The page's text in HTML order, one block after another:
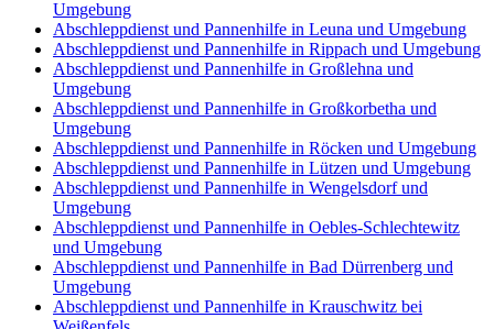
Umgebung
Abschleppdienst und Pannenhilfe in Leuna und Umgebung
Abschleppdienst und Pannenhilfe in Rippach und Umgebung
Abschleppdienst und Pannenhilfe in Großlehna und
Umgebung
Abschleppdienst und Pannenhilfe in Großkorbetha und
Umgebung
Abschleppdienst und Pannenhilfe in Röcken und Umgebung
Abschleppdienst und Pannenhilfe in Lützen und Umgebung
Abschleppdienst und Pannenhilfe in Wengelsdorf und
Umgebung
Abschleppdienst und Pannenhilfe in Oebles-Schlechtewitz
und Umgebung
Abschleppdienst und Pannenhilfe in Bad Dürrenberg und
Umgebung
Abschleppdienst und Pannenhilfe in Krauschwitz bei